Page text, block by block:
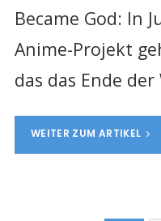
Became God: In
Anime-Projekt
das das Ende
WEITER ZUM ARTIKEL